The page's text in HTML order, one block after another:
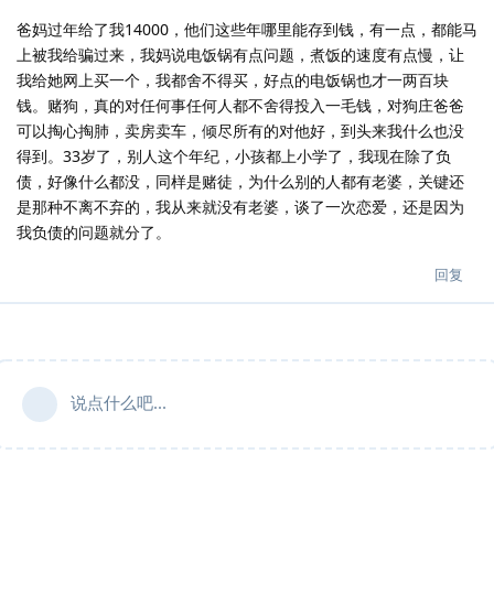
爸妈过年给了我14000，他们这些年哪里能存到钱，有一点，都能马
上被我给骗过来，我妈说电饭锅有点问题，煮饭的速度有点慢，让
我给她网上买一个，我都舍不得买，好点的电饭锅也才一两百块
钱。赌狗，真的对任何事任何人都不舍得投入一毛钱，对狗庄爸爸
可以掏心掏肺，卖房卖车，倾尽所有的对他好，到头来我什么也没
得到。33岁了，别人这个年纪，小孩都上小学了，我现在除了负
债，好像什么都没，同样是赌徒，为什么别的人都有老婆，关键还
是那种不离不弃的，我从来就没有老婆，谈了一次恋爱，还是因为
我负债的问题就分了。
回复
说点什么吧...